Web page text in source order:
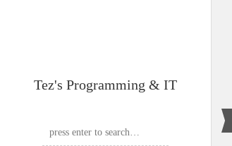
Tez's Programming & IT